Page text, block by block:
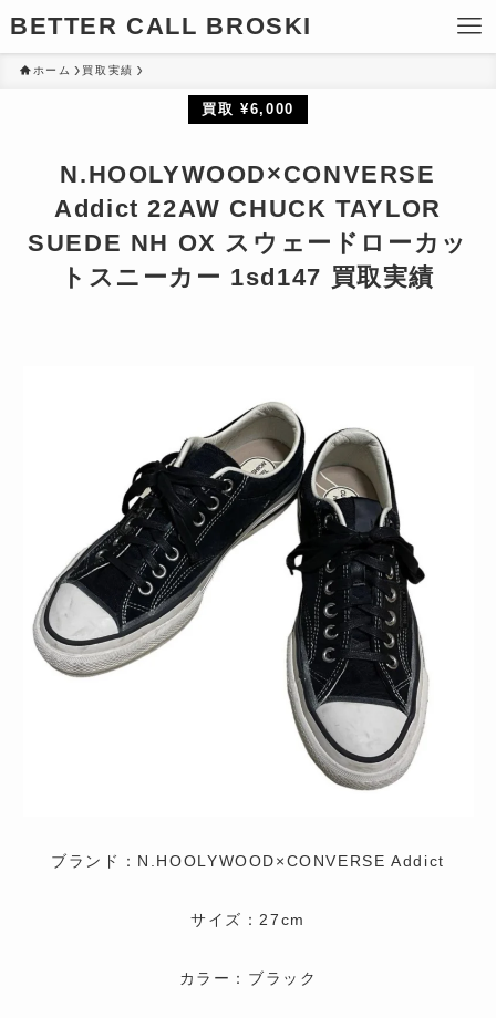
BETTER CALL BROSKI
ホーム 買取実績
買取 ¥6,000
N.HOOLYWOOD×CONVERSE
Addict 22AW CHUCK TAYLOR
SUEDE NH OX スウェードローカッ
トスニーカー 1sd147 買取実績
ブランド：N.HOOLYWOOD×CONVERSE Addict
サイズ：27cm
カラー：ブラック